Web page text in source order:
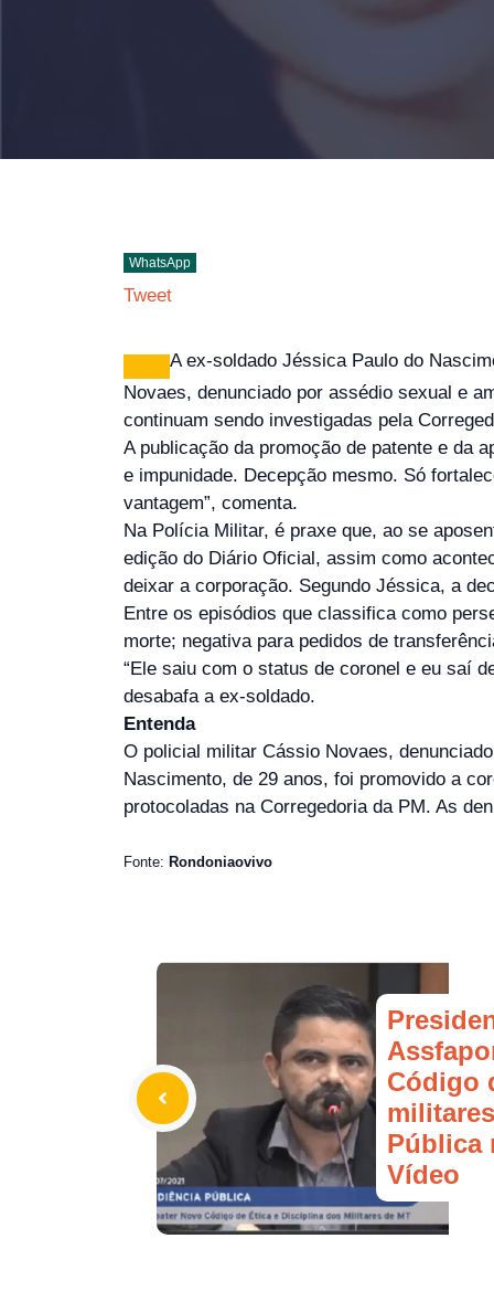
WhatsApp
Tweet
A ex-soldado Jéssica Paulo do
Novaes, denunciado por assédio sexual e
continuam sendo investigadas pela
A publicação da promoção de patente e da
e impunidade. Decepção mesmo. Só
vantagem”, comenta.
Na Polícia Militar, é praxe que, ao se
edição do Diário Oficial, assim como
deixar a corporação. Segundo Jéssica, a
Entre os episódios que classifica como
morte; negativa para pedidos de
“Ele saiu com o status de coronel e eu saí
desabafa a ex-soldado.
Entenda
O policial militar Cássio Novaes,
Nascimento, de 29 anos, foi promovido a
protocoladas na Corregedoria da PM. As
Fonte: Rondoniaovivo
Código
Pública
Vídeo